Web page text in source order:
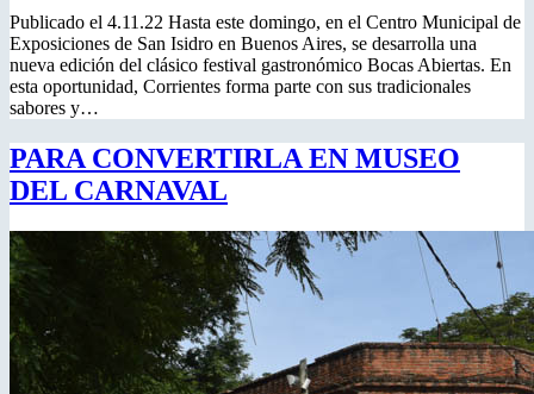
Publicado el 4.11.22 Hasta este domingo, en el Centro Municipal de
Exposiciones de San Isidro en Buenos Aires, se desarrolla una
nueva edición del clásico festival gastronómico Bocas Abiertas. En
esta oportunidad, Corrientes forma parte con sus tradicionales
sabores y…
PARA CONVERTIRLA EN MUSEO
DEL CARNAVAL